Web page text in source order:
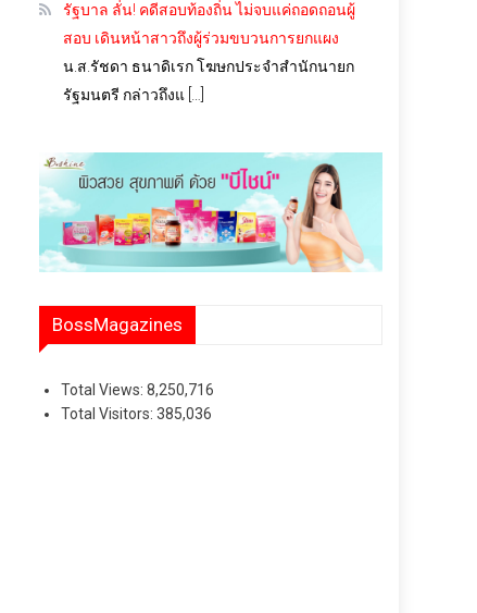
รัฐบาล ลั่น! คดีสอบท้องถิ่น ไม่จบแค่ถอดถอนผู้
สอบ เดินหน้าสาวถึงผู้ร่วมขบวนการยกแผง
น.ส.รัชดา ธนาดิเรก โฆษกประจำสำนักนายก
รัฐมนตรี กล่าวถึงแ […]
BossMagazines
Total Views:8,250,716
Total Visitors:385,036